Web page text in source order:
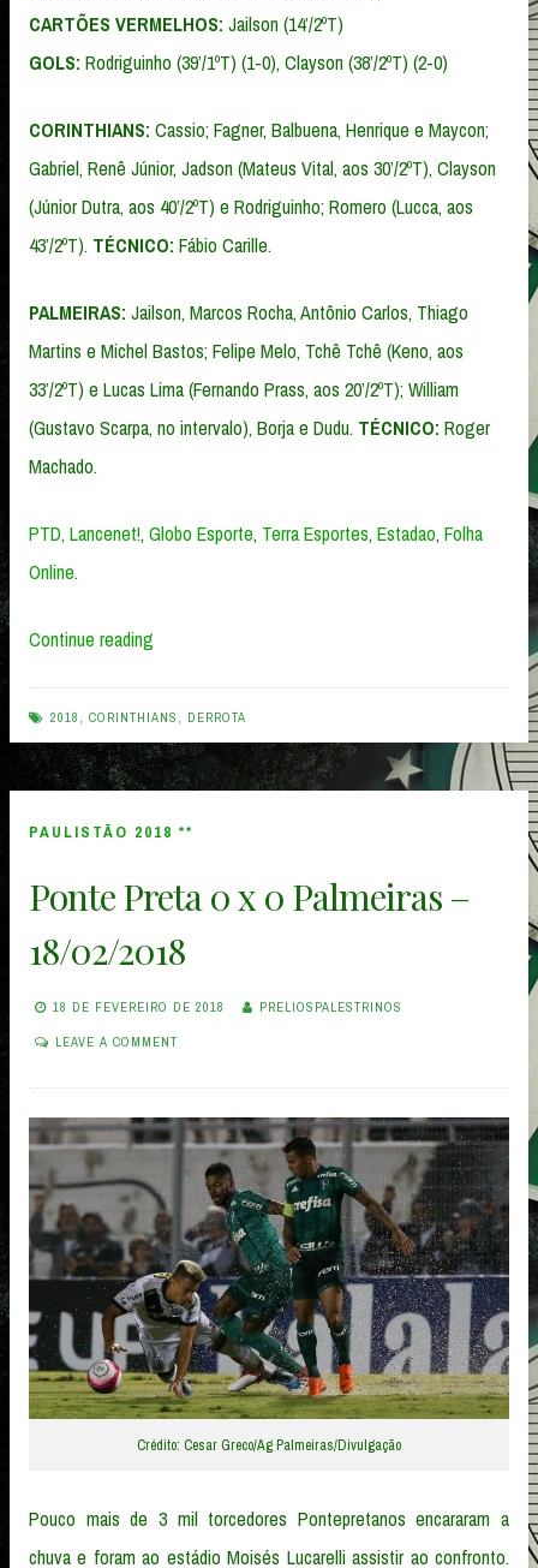
CARTÕES VERMELHOS: Jailson (14’/2ºT)
GOLS: Rodriguinho (39’/1ºT) (1-0), Clayson (38’/2ºT) (2-0)
CORINTHIANS: Cassio; Fagner, Balbuena, Henrique e Maycon;
Gabriel, Renê Júnior, Jadson (Mateus Vital, aos 30’/2ºT), Clayson
(Júnior Dutra, aos 40’/2ºT) e Rodriguinho; Romero (Lucca, aos
43’/2ºT). TÉCNICO: Fábio Carille.
PALMEIRAS: Jailson, Marcos Rocha, Antônio Carlos, Thiago
Martins e Michel Bastos; Felipe Melo, Tchê Tchê (Keno, aos
33’/2ºT) e Lucas Lima (Fernando Prass, aos 20’/2ºT); William
(Gustavo Scarpa, no intervalo), Borja e Dudu. TÉCNICO: Roger
Machado.
PTD, Lancenet!, Globo Esporte, Terra Esportes, Estadao, Folha
Online.
Continue reading
x
0
Palmeiras
–
2018 , CORINTHIANS , DERROTA
PAULISTÃO 2018 **
Ponte Preta 0 x 0 Palmeiras –
18/02/2018
18 DE FEVEREIRO DE 2018 PRELIOSPALESTRINOS
LEAVE A COMMENT
Crédito: Cesar Greco/Ag Palmeiras/Divulgação
Pouco mais de 3 mil torcedores Pontepretanos encararam a
chuva e foram ao estádio Moisés Lucarelli assistir ao confronto.